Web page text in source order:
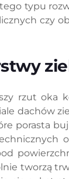
typu
czy
rzut oka
dachów
porasta
tworzą